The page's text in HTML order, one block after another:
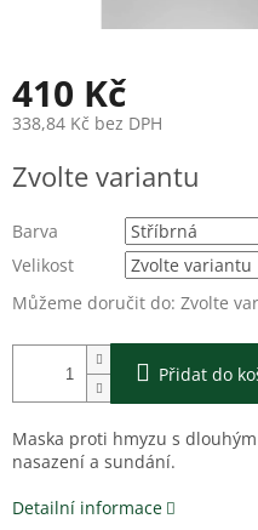
410 Kč
338,84 Kč bez DPH
cena:
Zvolte variantu
Barva
Velikost
Můžeme doručit do: Zvolte
Přidat do
Maska proti hmyzu s
nasazení a sundání.
Detailní informace